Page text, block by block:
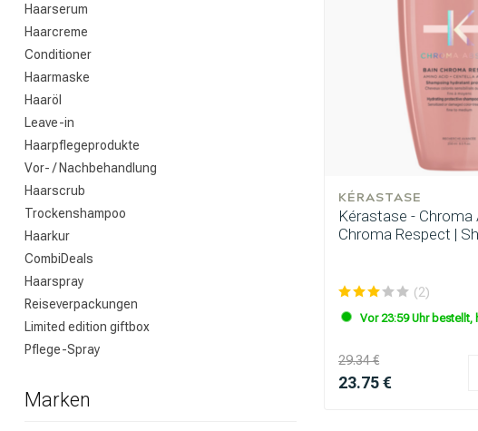
Haarserum
Haarcreme
Conditioner
Haarmaske
Haaröl
Leave-in
Haarpflegeprodukte
Vor- / Nachbehandlung
Haarscrub
Trockenshampoo
Haarkur
CombiDeals
Haarspray
Reiseverpackungen
Limited edition giftbox
Pflege-Spray
Marken
KÉRASTASE
Kérastase - Chroma
Chroma Respect |
(2)
Vor 23:59 Uhr bestellt,
29.34 €
23.75 €